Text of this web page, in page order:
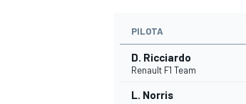
WRCPILOTA
D. Ricciardo
Renault F1 Team
L. Norris